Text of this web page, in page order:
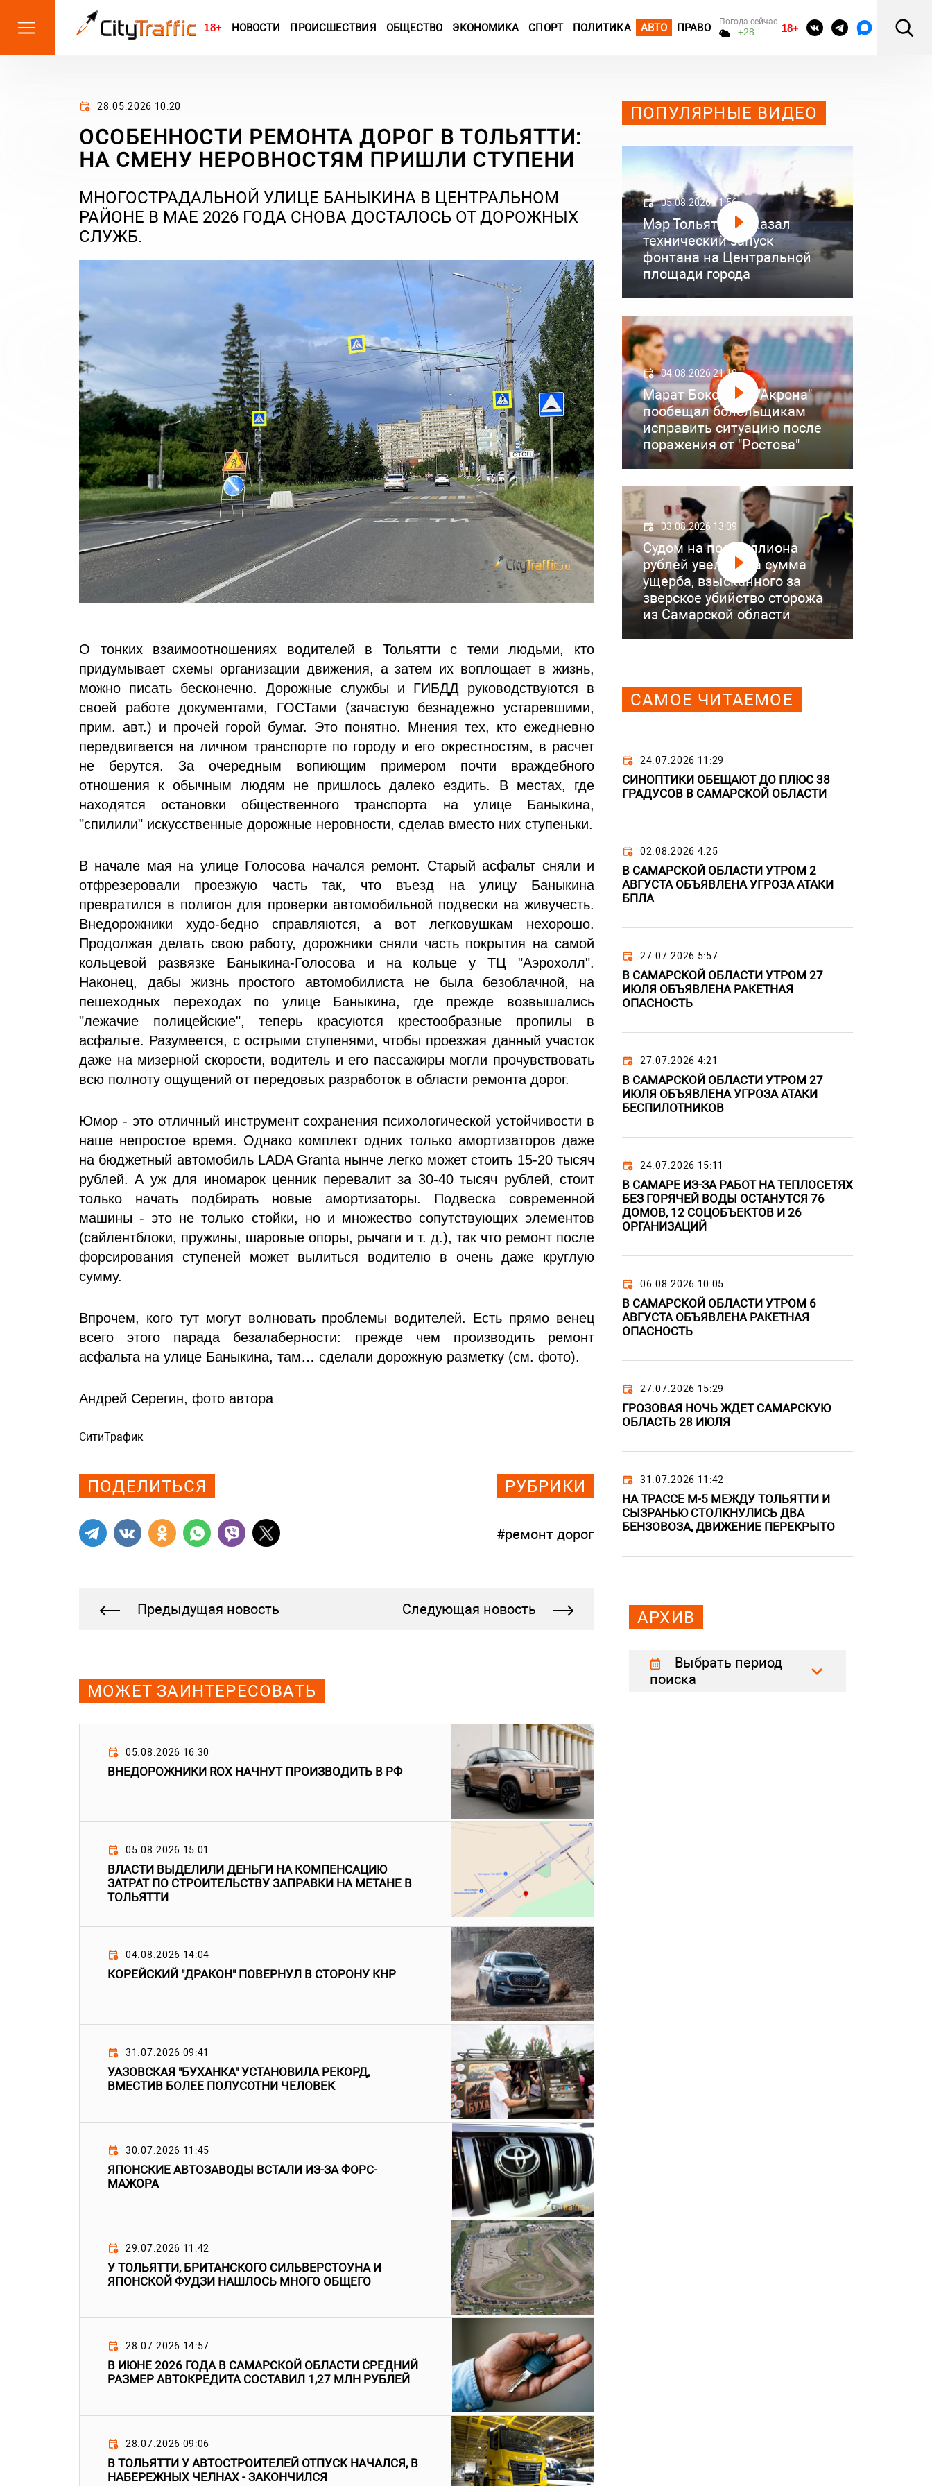
18+ НОВОСТИ ПРОИСШЕСТВИЯ ОБЩЕСТВО ЭКОНОМИКА СПОРТ ПОЛИТИКА АВТО ПРАВО Погода сейчас
+28 18+
28.05.2026 10:20
ОСОБЕННОСТИ РЕМОНТА ДОРОГ В ТОЛЬЯТТИ:
НА СМЕНУ НЕРОВНОСТЯМ ПРИШЛИ СТУПЕНИ
МНОГОСТРАДАЛЬНОЙ УЛИЦЕ БАНЫКИНА В ЦЕНТРАЛЬНОМ
РАЙОНЕ В МАЕ 2026 ГОДА СНОВА ДОСТАЛОСЬ ОТ ДОРОЖНЫХ
СЛУЖБ.
О тонких взаимоотношениях водителей в Тольятти с теми людьми, кто
придумывает схемы организации движения, а затем их воплощает в жизнь,
можно писать бесконечно. Дорожные службы и ГИБДД руководствуются в
своей работе документами, ГОСТами (зачастую безнадежно устаревшими,
прим. авт.) и прочей горой бумаг. Это понятно. Мнения тех, кто ежедневно
передвигается на личном транспорте по городу и его окрестностям, в расчет
не берутся. За очередным вопиющим примером почти враждебного
отношения к обычным людям не пришлось далеко ездить. В местах, где
находятся остановки общественного транспорта на улице Баныкина,
"спилили" искусственные дорожные неровности, сделав вместо них ступеньки.
В начале мая на улице Голосова начался ремонт. Старый асфальт сняли и
отфрезеровали проезжую часть так, что въезд на улицу Баныкина
превратился в полигон для проверки автомобильной подвески на живучесть.
Внедорожники худо-бедно справляются, а вот легковушкам нехорошо.
Продолжая делать свою работу, дорожники сняли часть покрытия на самой
кольцевой развязке Баныкина-Голосова и на кольце у ТЦ "Аэрохолл".
Наконец, дабы жизнь простого автомобилиста не была безоблачной, на
пешеходных переходах по улице Баныкина, где прежде возвышались
"лежачие полицейские", теперь красуются крестообразные пропилы в
асфальте. Разумеется, с острыми ступенями, чтобы проезжая данный участок
даже на мизерной скорости, водитель и его пассажиры могли прочувствовать
всю полноту ощущений от передовых разработок в области ремонта дорог.
Юмор - это отличный инструмент сохранения психологической устойчивости в
наше непростое время. Однако комплект одних только амортизаторов даже
на бюджетный автомобиль LADA Granta нынче легко может стоить 15-20 тысяч
рублей. А уж для иномарок ценник перевалит за 30-40 тысяч рублей, стоит
только начать подбирать новые амортизаторы. Подвеска современной
машины - это не только стойки, но и множество сопутствующих элементов
(сайлентблоки, пружины, шаровые опоры, рычаги и т. д.), так что ремонт после
форсирования ступеней может вылиться водителю в очень даже круглую
сумму.
Впрочем, кого тут могут волновать проблемы водителей. Есть прямо венец
всего этого парада безалаберности: прежде чем производить ремонт
асфальта на улице Баныкина, там… сделали дорожную разметку (см. фото).
Андрей Серегин, фото автора
СитиТрафик
ПОДЕЛИТЬСЯ РУБРИКИ
#ремонт дорог
Предыдущая новость Следующая новость
МОЖЕТ ЗАИНТЕРЕСОВАТЬ
05.08.2026 16:30
ВНЕДОРОЖНИКИ ROX НАЧНУТ ПРОИЗВОДИТЬ В РФ
05.08.2026 15:01
ВЛАСТИ ВЫДЕЛИЛИ ДЕНЬГИ НА КОМПЕНСАЦИЮ
ЗАТРАТ ПО СТРОИТЕЛЬСТВУ ЗАПРАВКИ НА МЕТАНЕ В
ТОЛЬЯТТИ
04.08.2026 14:04
КОРЕЙСКИЙ "ДРАКОН" ПОВЕРНУЛ В СТОРОНУ КНР
31.07.2026 09:41
УАЗОВСКАЯ "БУХАНКА" УСТАНОВИЛА РЕКОРД,
ВМЕСТИВ БОЛЕЕ ПОЛУСОТНИ ЧЕЛОВЕК
30.07.2026 11:45
ЯПОНСКИЕ АВТОЗАВОДЫ ВСТАЛИ ИЗ-ЗА ФОРС-
МАЖОРА
29.07.2026 11:42
У ТОЛЬЯТТИ, БРИТАНСКОГО СИЛЬВЕРСТОУНА И
ЯПОНСКОЙ ФУДЗИ НАШЛОСЬ МНОГО ОБЩЕГО
28.07.2026 14:57
В ИЮНЕ 2026 ГОДА В САМАРСКОЙ ОБЛАСТИ СРЕДНИЙ
РАЗМЕР АВТОКРЕДИТА СОСТАВИЛ 1,27 МЛН РУБЛЕЙ
28.07.2026 09:06
В ТОЛЬЯТТИ У АВТОСТРОИТЕЛЕЙ ОТПУСК НАЧАЛСЯ, В
НАБЕРЕЖНЫХ ЧЕЛНАХ - ЗАКОНЧИЛСЯ
ПОПУЛЯРНЫЕ ВИДЕО
05.08.2026 11:56
Мэр Тольятти показал
технический запуск
фонтана на Центральной
площади города
04.08.2026 21:18
Марат Бокоев из "Акрона"
пообещал болельщикам
исправить ситуацию после
поражения от "Ростова"
03.08.2026 13:09
Судом на полмиллиона
рублей увеличена сумма
ущерба, взысканного за
зверское убийство сторожа
из Самарской области
САМОЕ ЧИТАЕМОЕ
24.07.2026 11:29
СИНОПТИКИ ОБЕЩАЮТ ДО ПЛЮС 38
ГРАДУСОВ В САМАРСКОЙ ОБЛАСТИ
02.08.2026 4:25
В САМАРСКОЙ ОБЛАСТИ УТРОМ 2
АВГУСТА ОБЪЯВЛЕНА УГРОЗА АТАКИ
БПЛА
27.07.2026 5:57
В САМАРСКОЙ ОБЛАСТИ УТРОМ 27
ИЮЛЯ ОБЪЯВЛЕНА РАКЕТНАЯ
ОПАСНОСТЬ
27.07.2026 4:21
В САМАРСКОЙ ОБЛАСТИ УТРОМ 27
ИЮЛЯ ОБЪЯВЛЕНА УГРОЗА АТАКИ
БЕСПИЛОТНИКОВ
24.07.2026 15:11
В САМАРЕ ИЗ-ЗА РАБОТ НА ТЕПЛОСЕТЯХ
БЕЗ ГОРЯЧЕЙ ВОДЫ ОСТАНУТСЯ 76
ДОМОВ, 12 СОЦОБЪЕКТОВ И 26
ОРГАНИЗАЦИЙ
06.08.2026 10:05
В САМАРСКОЙ ОБЛАСТИ УТРОМ 6
АВГУСТА ОБЪЯВЛЕНА РАКЕТНАЯ
ОПАСНОСТЬ
27.07.2026 15:29
ГРОЗОВАЯ НОЧЬ ЖДЕТ САМАРСКУЮ
ОБЛАСТЬ 28 ИЮЛЯ
31.07.2026 11:42
НА ТРАССЕ М-5 МЕЖДУ ТОЛЬЯТТИ И
СЫЗРАНЬЮ СТОЛКНУЛИСЬ ДВА
БЕНЗОВОЗА, ДВИЖЕНИЕ ПЕРЕКРЫТО
АРХИВ
Выбрать период
поиска